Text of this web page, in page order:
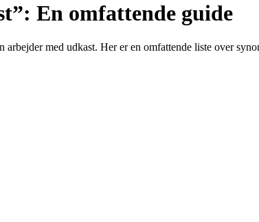
En omfattende guide
med udkast. Her er en omfattende liste over